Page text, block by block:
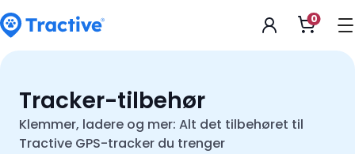
Accessibility
Statement
tractive
Open
0
Tracker-tilbehør
Klemmer, ladere og mer: Alt det tilbehøret til
Tractive GPS-tracker du trenger